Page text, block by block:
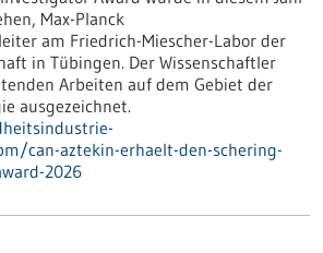
Max-Planck
am Friedrich-Miescher-Labor der
in Tübingen. Der Wissenschaftler
Arbeiten auf dem Gebiet der
ausgezeichnet.
can-aztekin-erhaelt-den-schering-
2026